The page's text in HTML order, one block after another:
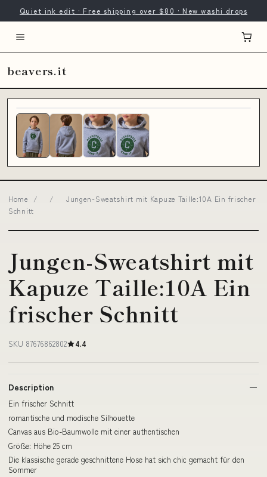
Quiet ink edit · Free shipping over $80 · New washi drops
beavers.it
Home / /
Jungen-Sweatshirt mit Kapuze Taille:10A Ein frischer
Schnitt
Jungen-Sweatshirt mit
Kapuze Taille:10A Ein
frischer Schnitt
SKU 87676862802 4.4
Description
Ein frischer Schnitt
romantische und modische Silhouette
Canvas aus Bio-Baumwolle mit einer authentischen
Größe: Höhe 25 cm
Die klassische gerade geschnittene Hose hat sich chic gemacht für den
Sommer